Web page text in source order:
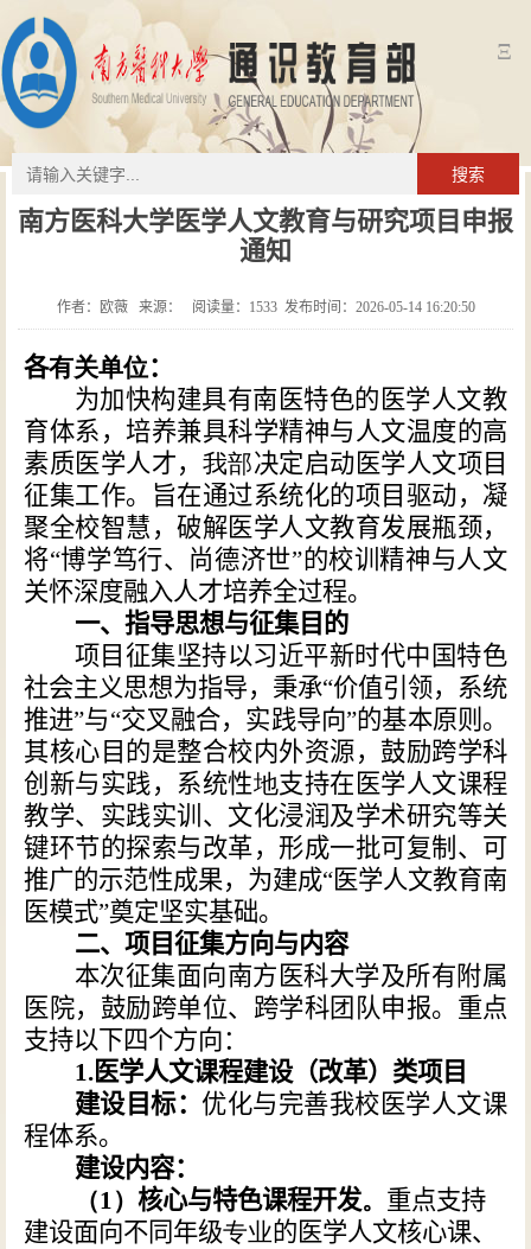
Ξ
搜索
南方医科大学医学人文教育与研究项目申报
通知
作者：欧薇 来源： 阅读量： 1533发布时间：2026-05-14 16:20:50
各有关单位：
为加快构建具有南医特色的医学人文教
育体系，培养兼具科学精神与人文温度的高
素质医学人才， 我部决定启动医学人文项目
征集工作。旨在通过系统化的项目驱动，凝
聚全校智慧，破解医学人文教育发展瓶颈，
将“博学笃行、尚德济世”的校训精神与人文
关怀深度融入人才培养全过程。
一、指导思想与征集目的
项目征集坚持以习近平新时代中国特色
社会主义思想为指导，秉承“价值引领，系统
推进”与“交叉融合，实践导向”的基本原则。
其核心目的是整合校内外资源，鼓励跨学科
创新与实践，系统性地支持在医学人文课程
教学、实践实训、文化浸润及学术研究等关
键环节的探索与改革，形成一批可复制、可
推广的示范性成果，为建成“医学人文教育南
医模式”奠定坚实基础。
二、项目征集方向与内容
本次征集面向南方医科大学及所有附属
医院，鼓励跨单位、跨学科团队申报。重点
支持以下四个方向：
1.医学人文课程建设（改革）类项目
建设目标： 优化与完善我校医学人文课
程体系。
建设内容：
（1） 核心与特色课程开发。 重点支持
建设面向不同年级专业的医学人文核心课、